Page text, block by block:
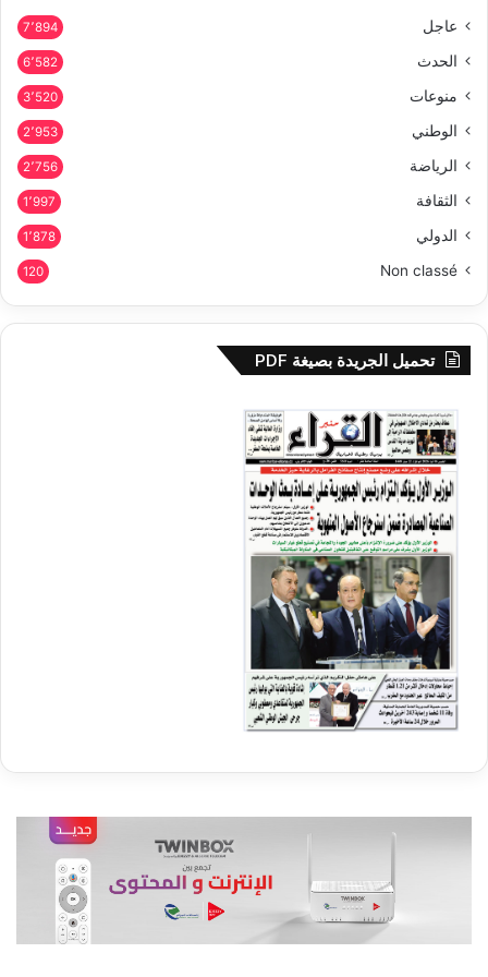
عاجل 7٬894
الحدث 6٬582
منوعات 3٬520
الوطني 2٬953
الرياضة 2٬756
الثقافة 1٬997
الدولي 1٬878
Non classé
120
تحميل الجريدة بصيغة PDF